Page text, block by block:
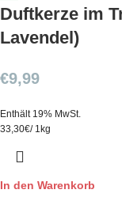
Duftkerze im
Lavendel)
€9,99
Enthält 19% MwSt.
33,30€/ 1kg
In den Warenkorb